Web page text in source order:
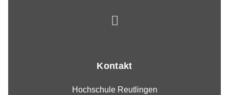
Kontakt
Hochschule Reutlingen